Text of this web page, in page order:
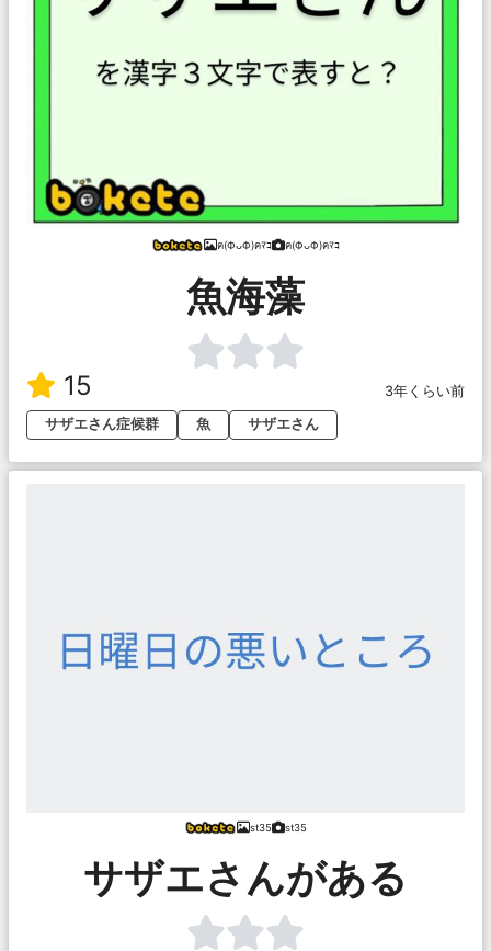
ฅ(ФᴗФ)ฅﾏｺ ฅ(ФᴗФ)ฅﾏｺ
魚海藻
15
3年くらい前
サザエさん症候群
魚 サザエさん
st35 st35
サザエさんがある